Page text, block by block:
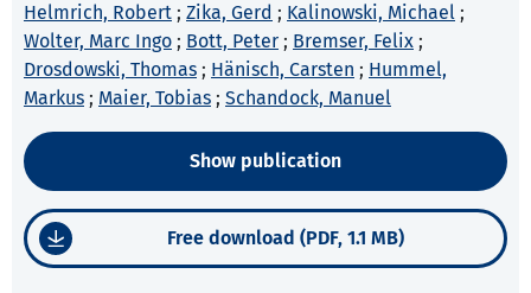
Helmrich, Robert ; Zika, Gerd ; Kalinowski, Michael ;
Wolter, Marc Ingo ; Bott, Peter ; Bremser, Felix ;
Drosdowski, Thomas ; Hänisch, Carsten ; Hummel,
Markus ; Maier, Tobias ; Schandock, Manuel
Show publication
Free download (PDF, 1.1 MB)